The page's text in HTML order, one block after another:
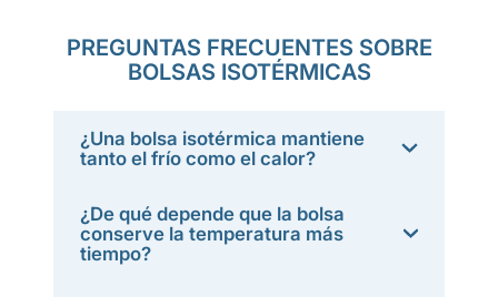
PREGUNTAS FRECUENTES SOBRE
BOLSAS ISOTÉRMICAS
¿Una bolsa isotérmica mantiene
tanto el frío como el calor?
¿De qué depende que la bolsa
conserve la temperatura más
tiempo?